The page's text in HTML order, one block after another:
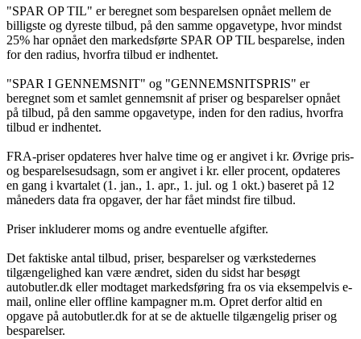
"SPAR OP TIL" er beregnet som besparelsen opnået mellem de
billigste og dyreste tilbud, på den samme opgavetype, hvor mindst
25% har opnået den markedsførte SPAR OP TIL besparelse, inden
for den radius, hvorfra tilbud er indhentet.
"SPAR I GENNEMSNIT" og "GENNEMSNITSPRIS" er
beregnet som et samlet gennemsnit af priser og besparelser opnået
på tilbud, på den samme opgavetype, inden for den radius, hvorfra
tilbud er indhentet.
FRA-priser opdateres hver halve time og er angivet i kr. Øvrige pris-
og besparelsesudsagn, som er angivet i kr. eller procent, opdateres
en gang i kvartalet (1. jan., 1. apr., 1. jul. og 1 okt.) baseret på 12
måneders data fra opgaver, der har fået mindst fire tilbud.
Priser inkluderer moms og andre eventuelle afgifter.
Det faktiske antal tilbud, priser, besparelser og værkstedernes
tilgængelighed kan være ændret, siden du sidst har besøgt
autobutler.dk eller modtaget markedsføring fra os via eksempelvis e-
mail, online eller offline kampagner m.m. Opret derfor altid en
opgave på autobutler.dk for at se de aktuelle tilgængelig priser og
besparelser.